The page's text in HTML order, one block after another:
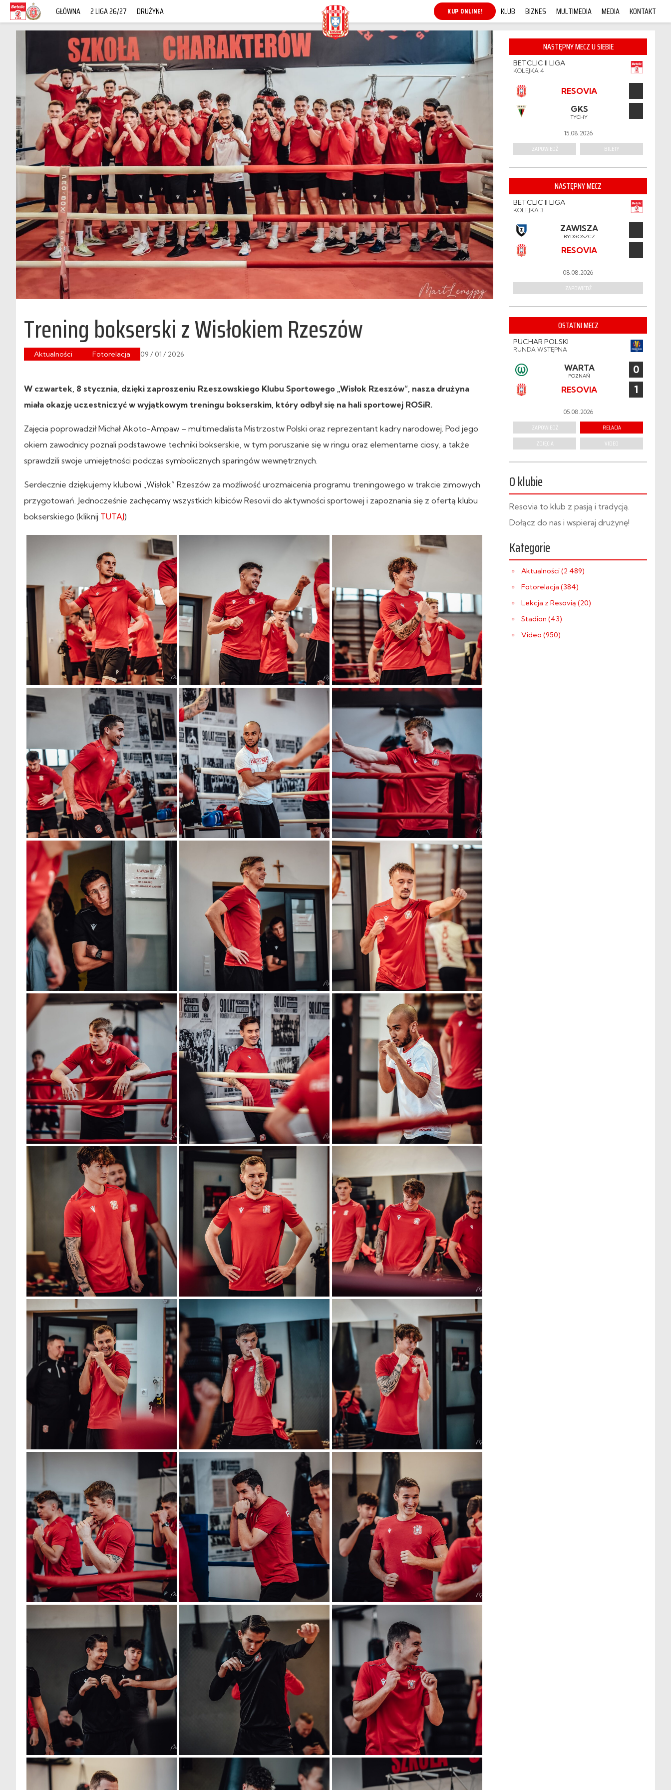
GŁÓWNA 2 LIGA 26/27 DRUŻYNA BILETY 26/27 KLUB BIZNES MULTIMEDIA MEDIA KONTAKT
Trening bokserski z Wisłokiem Rzeszów
Aktualności Fotorelacja 09 / 01 / 2026
W czwartek, 8 stycznia, dzięki zaproszeniu Rzeszowskiego Klubu Sportowego „Wisłok Rzeszów”, nasza drużyna
miała okazję uczestniczyć w wyjątkowym treningu bokserskim, który odbył się na hali sportowej ROSiR.
Zajęcia poprowadził Michał Akoto-Ampaw – multimedalista Mistrzostw Polski oraz reprezentant kadry narodowej. Pod jego
okiem zawodnicy poznali podstawowe techniki bokserskie, w tym poruszanie się w ringu oraz elementarne ciosy, a także
sprawdzili swoje umiejętności podczas symbolicznych sparingów wewnętrznych.
Serdecznie dziękujemy klubowi „Wisłok” Rzeszów za możliwość urozmaicenia programu treningowego w trakcie zimowych
przygotowań. Jednocześnie zachęcamy wszystkich kibiców Resovii do aktywności sportowej i zapoznania się z ofertą klubu
bokserskiego (kliknij TUTAJ)
NASTĘPNY MECZ U SIEBIE
BETCLIC II LIGA
KOLEJKA 4
RESOVIA
GKS
TYCHY
15.08.2026
ZAPOWIEDŹ BILETY
NASTĘPNY MECZ
BETCLIC II LIGA
KOLEJKA 3
ZAWISZA
BYDGOSZCZ
RESOVIA
08.08.2026
ZAPOWIEDŹ
OSTATNI MECZ
PUCHAR POLSKI
RUNDA WSTĘPNA
WARTA
POZNAŃ 0
RESOVIA 1
05.08.2026
ZAPOWIEDŹ
RELACJA
ZDJĘCIA
VIDEO
O klubie
Resovia to klub z pasją i tradycją.
Dołącz do nas i wspieraj drużynę!
Kategorie
Aktualności (2 489)
Fotorelacja (384)
Lekcja z Resovią (20)
Stadion (43)
Video (950)